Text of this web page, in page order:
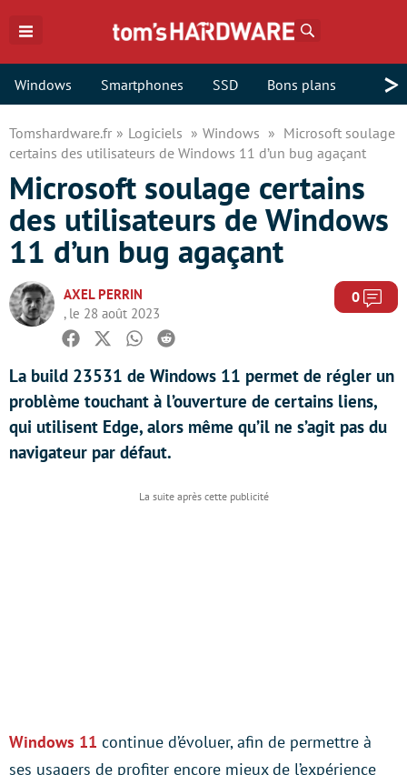
Windows Smartphones SSD Bons plans >
Tomshardware.fr Logiciels Windows
Microsoft soulage
certains des utilisateurs de Windows 11 d’un bug agaçant
Microsoft soulage certains
des utilisateurs de Windows
11 d’un bug agaçant
AXEL PERRIN
, le 28 août 2023
0
Facebook
TwitterWhatsapp
Reddit
La build 23531 de Windows 11 permet de régler un
problème touchant à l’ouverture de certains liens,
qui utilisent Edge, alors même qu’il ne s’agit pas du
navigateur par défaut.
Windows 11 continue d’évoluer, afin de permettre à
ses usagers de profiter encore mieux de l’expérience